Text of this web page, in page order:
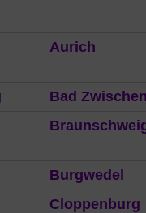
Aurich
Bad
Burgwedel
Cloppenburg